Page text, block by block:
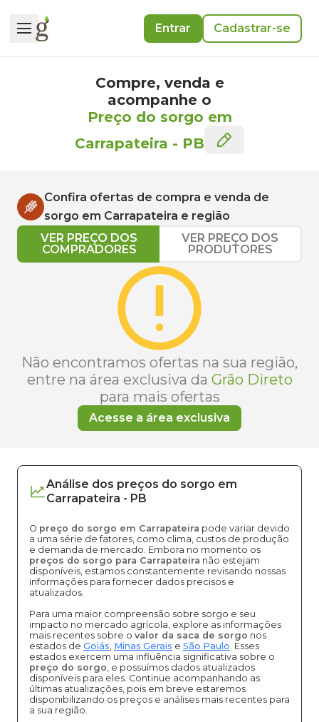
Entrar Cadastrar-se
Compre, venda e
acompanhe o
Preço do sorgo em
Carrapateira - PB
Confira ofertas de compra e venda de
sorgo em Carrapateira e região
VER PREÇO DOS
COMPRADORES
VER PREÇO DOS
PRODUTORES
Não encontramos ofertas na sua região,
entre na área exclusiva da Grão Direto
para mais ofertas
Acesse a área exclusiva
Análise dos preços do sorgo em
Carrapateira - PB
O preço do sorgo em Carrapateira pode variar devido
a uma série de fatores, como clima, custos de produção
e demanda de mercado. Embora no momento os
preços do sorgo para Carrapateira não estejam
disponíveis, estamos constantemente revisando nossas
informações para fornecer dados precisos e
atualizados.
Para uma maior compreensão sobre sorgo e seu
impacto no mercado agrícola, explore as informações
mais recentes sobre o valor da saca de sorgo nos
estados de Goiás, Minas Gerais e São Paulo. Esses
estados exercem uma influência significativa sobre o
preço do sorgo, e possuímos dados atualizados
disponíveis para eles. Continue acompanhando as
últimas atualizações, pois em breve estaremos
disponibilizando os preços e análises mais recentes para
a sua região.